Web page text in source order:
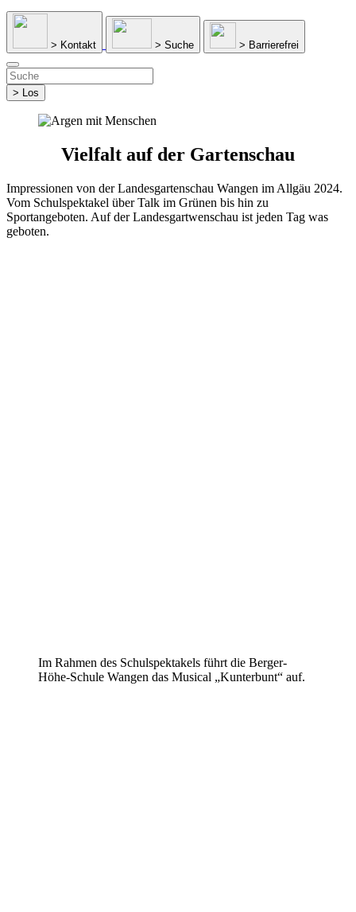
> Kontakt > Suche > Barrierefrei
Vielfalt auf der Gartenschau
Impressionen von der Landesgartenschau Wangen im Allgäu 2024.
Vom Schulspektakel über Talk im Grünen bis hin zu
Sportangeboten. Auf der Landesgartwenschau ist jeden Tag was
geboten.
Im Rahmen des Schulspektakels führt die Berger-
Höhe-Schule Wangen das Musical „Kunterbunt“ auf.